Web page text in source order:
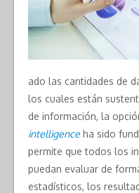
ado las cantidades de
los cuales están
de información, la
intelligenceha sido
permite que todos los
puedan evaluar de
estadísticos, los